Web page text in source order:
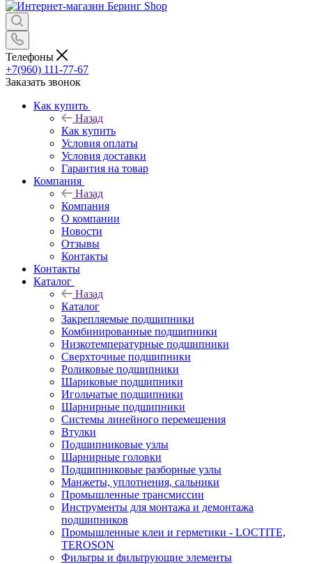
Телефоны
+7(960) 111-77-67
Заказать звонок
Как купить
Назад
Как купить
Условия оплаты
Условия доставки
Гарантия на товар
Компания
Назад
Компания
О компании
Новости
Отзывы
Контакты
Контакты
Каталог
Назад
Каталог
Закрепляемые подшипники
Комбинированные подшипники
Низкотемпературные подшипники
Сверхточные подшипники
Роликовые подшипники
Шариковые подшипники
Игольчатые подшипники
Шарнирные подшипники
Системы линейного перемещения
Втулки
Подшипниковые узлы
Шарнирные головки
Подшипниковые разборные узлы
Манжеты, уплотнения, сальники
Промышленные трансмиссии
Инструменты для монтажа и демонтажа
подшипников
Промышленные клеи и герметики - LOCTITE,
TEROSON
Фильтры и фильтрующие элементы